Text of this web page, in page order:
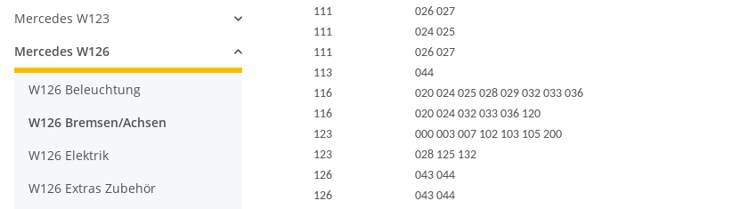
111
026 027
111
024 025
111
026 027
113
044
116
020 024 025 028 029 032 033 036
116
020 024 032 033 036 120
123
000 003 007 102 103 105 200
123
028 125 132
126
043 044
126
043 044
Mercedes W123
Mercedes W126
W126 Beleuchtung
W126 Bremsen/Achsen
W126 Elektrik
W126 Extras Zubehör